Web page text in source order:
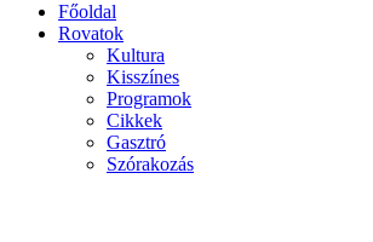
Főoldal
Rovatok
Kultura
Kisszínes
Programok
Cikkek
Gasztró
Szórakozás